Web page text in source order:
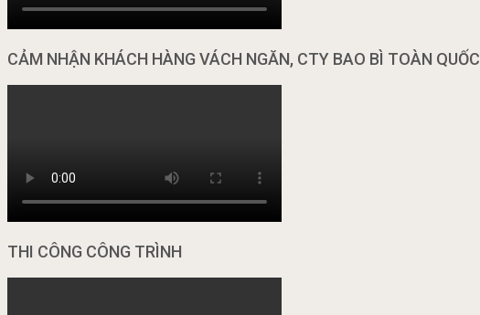
CẢM NHẬN KHÁCH HÀNG VÁCH NGĂN, CTY BAO BÌ TOÀN QUỐC
THI CÔNG CÔNG TRÌNH